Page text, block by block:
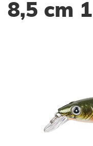
8,5 cm